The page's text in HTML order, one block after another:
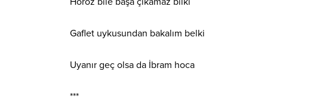
Gaflet uykusundan bakalım belki
Uyanır geç olsa da İbram hoca
***